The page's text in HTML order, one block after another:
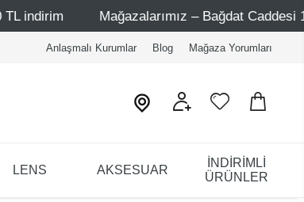
Mağazalarımız – Bağdat Caddesi 1 - Bağdat
Anlaşmalı Kurumlar Blog Mağaza Yorumları
LENS AKSESUAR
İNDİRİMLİ
ÜRÜNLER